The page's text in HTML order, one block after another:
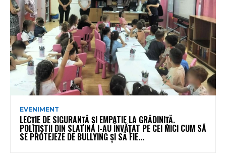
EVENIMENT
LECȚIE DE SIGURANȚĂ ȘI EMPATIE LA GRĂDINIȚĂ.
POLIȚIȘTII DIN SLATINA I-AU ÎNVĂȚAT PE CEI MICI CUM SĂ
SE PROTEJEZE DE BULLYING ȘI SĂ FIE...